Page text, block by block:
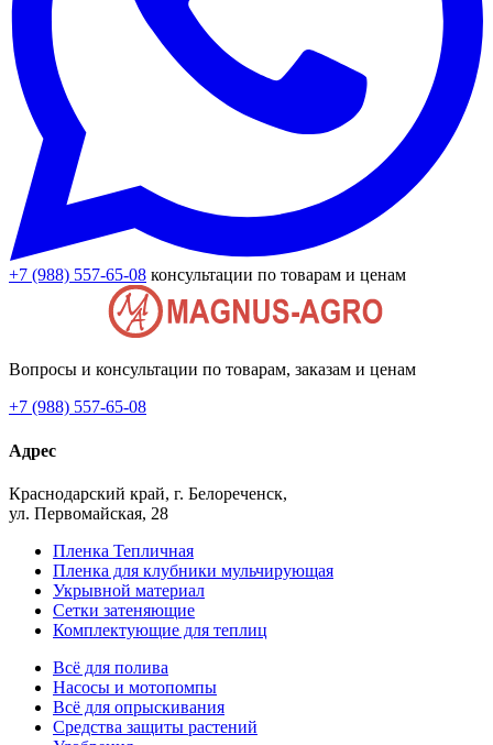
+7 (988) 557-65-08 консультации по товарам и ценам
Вопросы и консультации по товарам, заказам и ценам
+7 (988) 557-65-08
Адрес
Краснодарский край, г. Белореченск,
ул. Первомайская, 28
Пленка Тепличная
Пленка для клубники мульчирующая
Укрывной материал
Сетки затеняющие
Комплектующие для теплиц
Всё для полива
Насосы и мотопомпы
Всё для опрыскивания
Средства защиты растений